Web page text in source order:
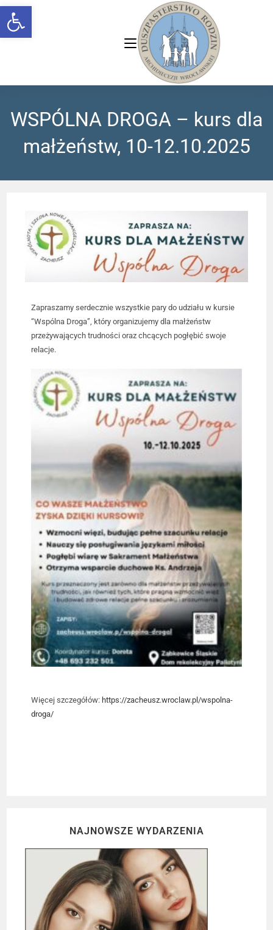
Open toolbar
WSPÓLNA DROGA – kurs dla
małżeństw, 10-12.10.2025
Zapraszamy serdecznie wszystkie pary do udziału w kursie
“Wspólna Droga”, który organizujemy dla małżeństw
przeżywających trudności oraz chcących pogłębić swoje
relacje.
Więcej szczegółów: https://zacheusz.wroclaw.pl/wspolna-
droga/
NAJNOWSZE WYDARZENIA